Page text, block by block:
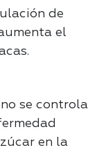
de
el
se controla
en la